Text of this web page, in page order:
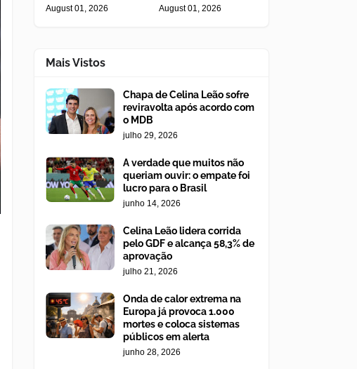
August 01, 2026 August 01, 2026
Mais Vistos
Chapa de Celina Leão sofre
reviravolta após acordo com
o MDB
julho 29, 2026
A verdade que muitos não
queriam ouvir: o empate foi
lucro para o Brasil
junho 14, 2026
Celina Leão lidera corrida
pelo GDF e alcança 58,3% de
aprovação
julho 21, 2026
Onda de calor extrema na
Europa já provoca 1.000
mortes e coloca sistemas
públicos em alerta
junho 28, 2026